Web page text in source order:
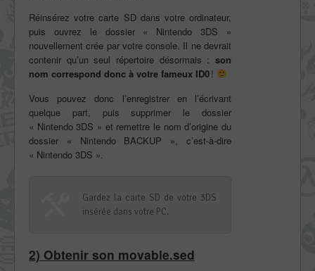
Réinsérez votre carte SD dans votre ordinateur,
puis ouvrez le dossier « Nintendo 3DS »
nouvellement crée par votre console. Il ne devrait
contenir qu’un seul répertoire désormais : son
nom correspond donc à votre fameux ID0!
Vous pouvez donc l’enregistrer en l’écrivant
quelque part, puis supprimer le dossier
« Nintendo 3DS » et remettre le nom d’origine du
dossier « Nintendo BACKUP », c’est-à-dire
« Nintendo 3DS ».
Gardez la carte SD de votre 3DS
insérée dans votre PC.
2) Obtenir son movable.sed